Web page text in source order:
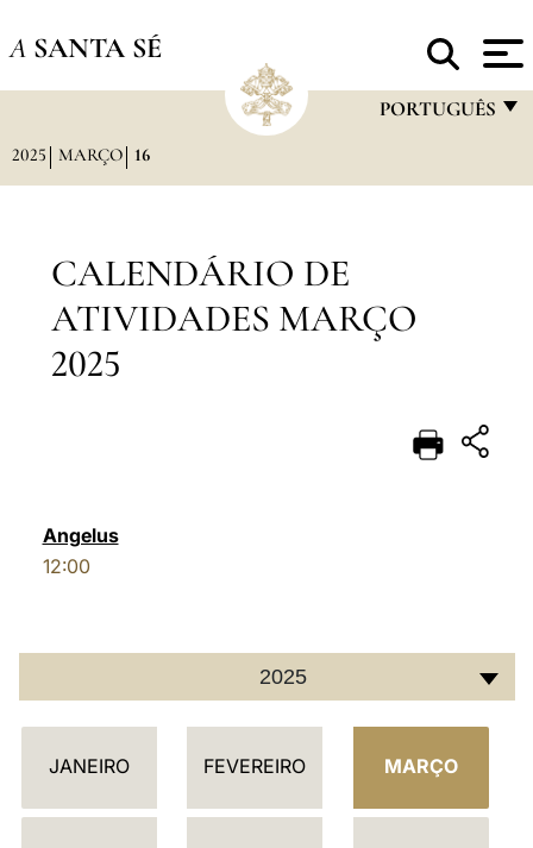
A SANTA SÉ
PORTUGUÊS
ESPAÑOL
POLSKI
2025 MARÇO 16
CALENDÁRIO DE
ATIVIDADES MARÇO
2025
Angelus
12:00
2025
C
L
JANEIRO FEVEREIRO MARÇO